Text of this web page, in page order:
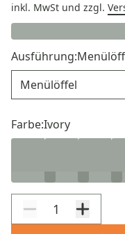
inkl. MwSt und zzgl.
Ausführung:
Farbe:Ivory